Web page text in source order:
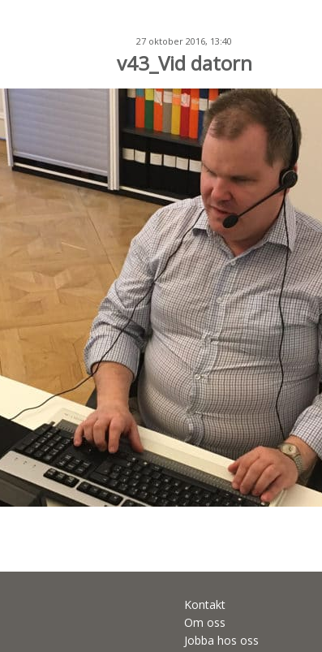
27 oktober 2016, 13:40
v43_Vid datorn
Kontakt
Om oss
Jobba hos oss